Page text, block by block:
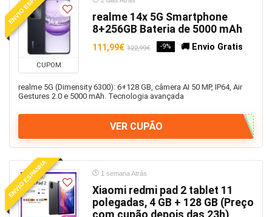
Coluna, Barra de som
Comandos
Comida e Bebida
Comunicação
Conjunto de ferramentas
Creality
Cupões Aliexpress
Cupões e Códigos de desconto
Dash Cam
CUPOM
realme 14x 5G Smartphone
8+256GB Bateria de 5000 mAh
111,99€ 122,99€ -9% 🚚 Envio Gratis
realme 5G (Dimensity 6300): 6+128 GB, câmera AI 50 MP, IP64, Air
Gestures 2.0 e 5000 mAh. Tecnologia avançada
VER CUPÃO
ENVIO ESPANHA 1 semana Atrás
Xiaomi redmi pad 2 tablet 11
polegadas, 4 GB + 128 GB (Preço
com cupão depois das 23h)